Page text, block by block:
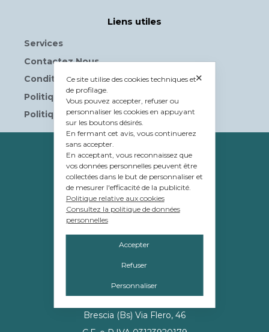
Liens utiles
Services
Contactez Nous
Conditions d’Utilisation
Politique de Confidentialité
Politique de Cookies
PROPRIÉTÉ
© Tavolera S.r.l.
sede Legale e Amministrativa
12084 Mondovì (CN)
Piazza G.Jemina 47
C.F. e P.IVA 02809110048
Promos S.r.l.
Brescia (Bs) Via Flero, 46
✕
Ce site utilise des cookies techniques et
de profilage.
Vous pouvez accepter, refuser ou
personnaliser les cookies en appuyant
sur les boutons désirés.
En fermant cet avis, vous continuerez
sans accepter.
En acceptant, vous reconnaissez que
vos données personnelles peuvent être
collectées dans le but de personnaliser et
de mesurer l'efficacité de la publicité.
Politique relative aux cookies
Consultez la politique de données
personnelles
Accepter
Refuser
Personnaliser